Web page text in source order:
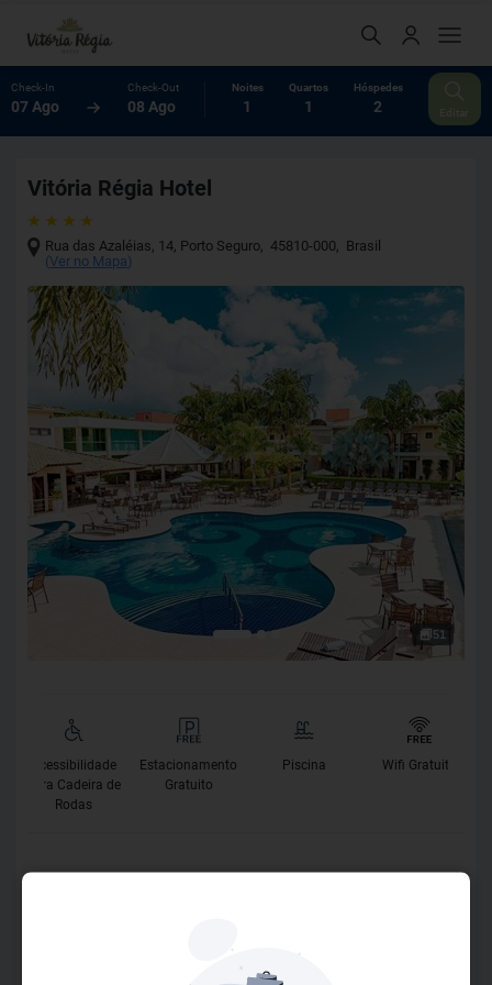
Check-In
07 Ago
Check-Out
08 Ago
Noites
1
Quartos
1
Hóspedes
2
Vitória Régia Hotel
Rua das Azaléias, 14, Porto Seguro, 45810-000, Brasil
(Ver no Mapa)
51
Acessibilidade
para Cadeira de
Rodas
Estacionamento
Gratuito
Piscina Wifi Gratuito
Azaleias, há apenas 3 quadras av. beira mar, praia de